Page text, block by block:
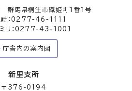
馬県桐生市織姫町1番1号
話：0277-46-1111
ミリ：0277-43-1001
庁舎内の案内図
新里支所
〒376-0194